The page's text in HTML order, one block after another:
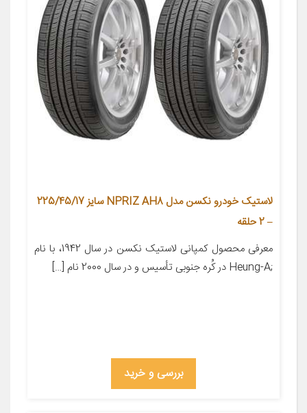
لاستیک خودرو نکسن مدل NPRIZ AH8 سایز 225/45/17
– 2 حلقه
معرفی محصول کمپانی لاستیک نکسن در سال 1942، با نام
;Heung-A در کُره­ جنوبی تأسیس و در سال 2000 نام […]
بررسی و خرید